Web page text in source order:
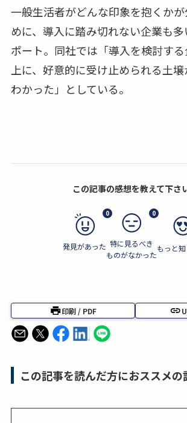
一般生活者がどんな印象を抱くか
めに、導入に踏み切れない企業も
ポート。同社では「導入を検討す
上に、好意的に受け止められる土
わかった」としている。
この記事の感想を教えて下さ
0
発見があった
0
特に見るべき
ものがなかった
もっと
印刷 / PDF
この記事を読んだ方におススメの